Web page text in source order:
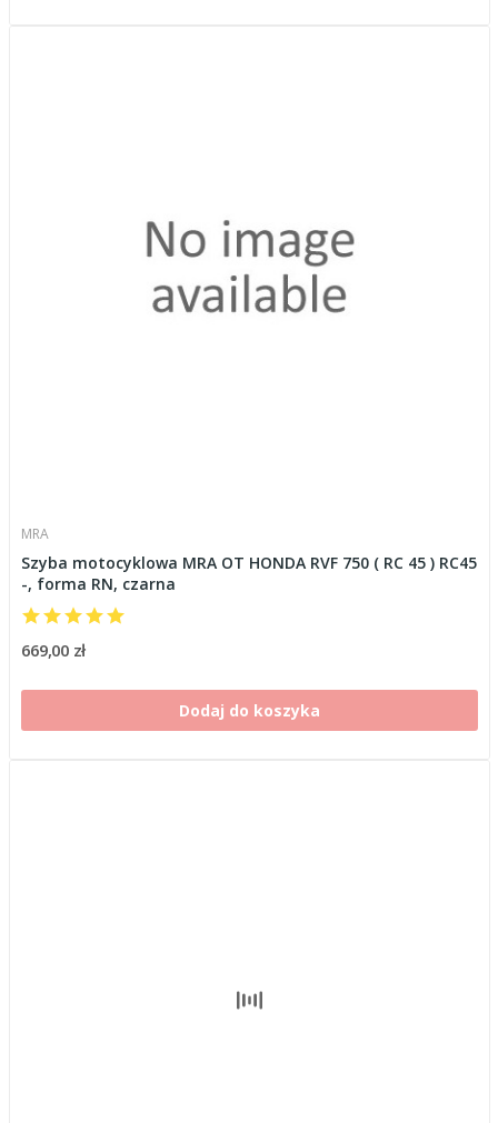
MRA
Szyba motocyklowa MRA OT HONDA RVF 750 ( RC 45 ) RC45
-, forma RN, czarna
669,00 zł
Dodaj do koszyka